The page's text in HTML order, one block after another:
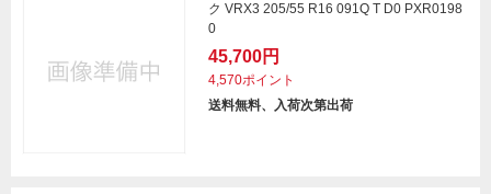
ク VRX3 205/55 R16 091Q T D0 PXR0198
0
45,700円
4,570ポイント
送料無料、入荷次第出荷